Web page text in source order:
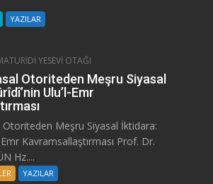
YAZILAR
YESEVİ OTAĞI
Otoriteden Meşru Siyasal
Ulu’l-Emr
Otoriteden Meşru Siyasal İktidara:
Emr Kavramsallaştırması Prof. Dr.
Hz....
YAZILAR